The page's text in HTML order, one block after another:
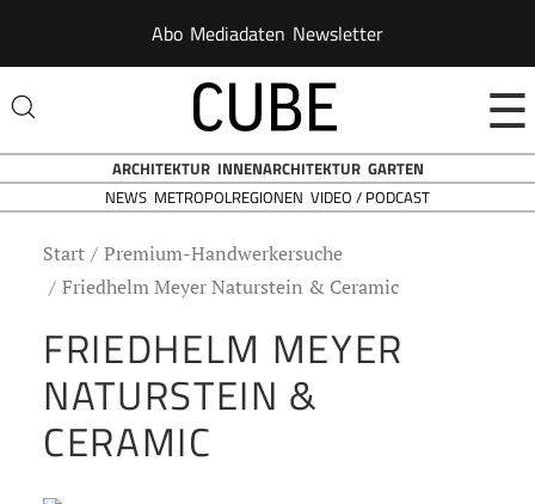
Abo Mediadaten Newsletter
☰
ARCHITEKTUR INNENARCHITEKTUR GARTEN
NEWS METROPOLREGIONEN VIDEO / PODCAST
Start
Premium-Handwerkersuche
Friedhelm Meyer Naturstein & Ceramic
FRIEDHELM MEYER
NATURSTEIN &
CERAMIC